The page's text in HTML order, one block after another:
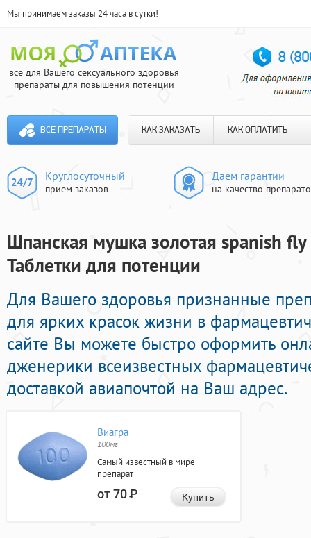
Мы принимаем заказы 24 часа в сутки!
все для Вашего сексуального здоровья
препараты для повышения потенции
ВСЕ ПРЕПАРАТЫ КАК ЗАКАЗАТЬ КАК ОПЛАТИТЬ
Круглосуточный
прием заказов
Даем гарантии
на качество
Шпанская мушка золотая spanish
Таблетки для потенции
Для Вашего здоровья признанные
для ярких красок жизни в
сайте Вы можете быстро оформить
дженерики всеизвестных
доставкой авиапочтой на Ваш адрес.
Виагра
100мг
Самый известный в мире
препарат
от 70Р Купить